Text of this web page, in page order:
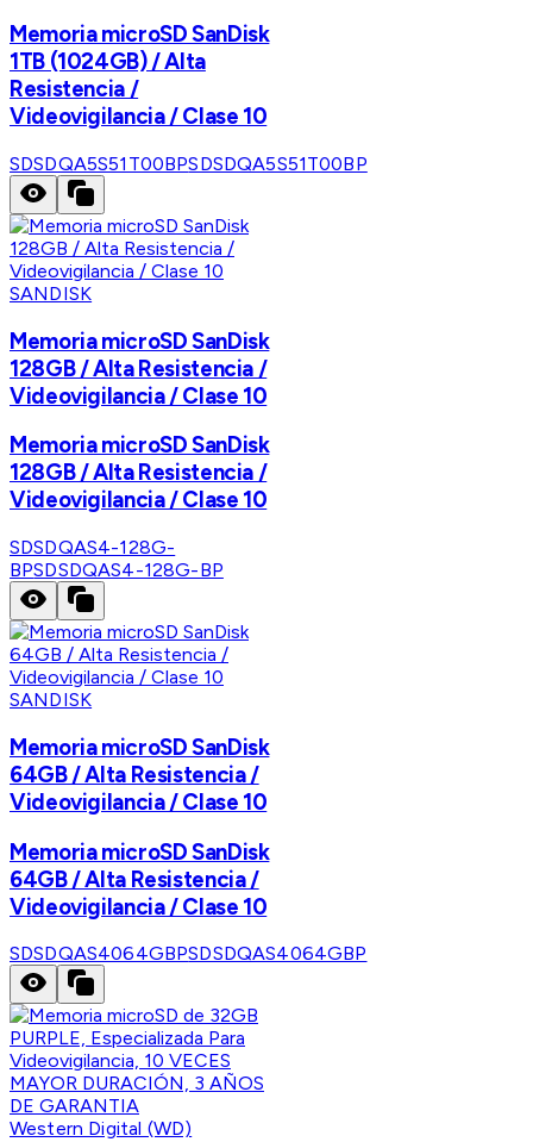
Memoria microSD SanDisk
1TB (1024GB) / Alta
Resistencia /
Videovigilancia / Clase 10
SDSDQA5S51T00BPSDSDQA5S51T00BP
SANDISK
Memoria microSD SanDisk
128GB / Alta Resistencia /
Videovigilancia / Clase 10
Memoria microSD SanDisk
128GB / Alta Resistencia /
Videovigilancia / Clase 10
SDSDQAS4-128G-
BPSDSDQAS4-128G-BP
SANDISK
Memoria microSD SanDisk
64GB / Alta Resistencia /
Videovigilancia / Clase 10
Memoria microSD SanDisk
64GB / Alta Resistencia /
Videovigilancia / Clase 10
SDSDQAS4064GBPSDSDQAS4064GBP
Western Digital (WD)